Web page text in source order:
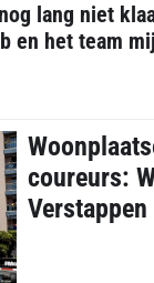
lang niet
en het team
coureurs: